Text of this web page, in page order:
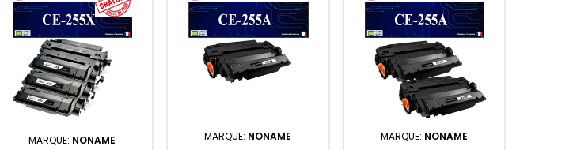
MARQUE: NONAME MARQUE: NONAME MARQUE: NONAME